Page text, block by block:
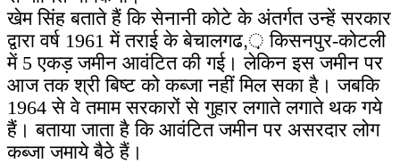
खेम सिंह बताते हैं कि सेनानी कोटे के अंतर्गत उन्हें सरकार
द्वारा वर्ष 1961 में तराई के बेचालगढ,़ किसनपुर-कोटली
में 5 एकड़ जमीन आवंटित की गई। लेकिन इस जमीन पर
आज तक श्री बिष्ट को कब्जा नहीं मिल सका है। जबकि
1964 से वे तमाम सरकारों से गुहार लगाते लगाते थक गये
हैं। बताया जाता है कि आवंटित जमीन पर असरदार लोग
कब्जा जमाये बैठे हैं।